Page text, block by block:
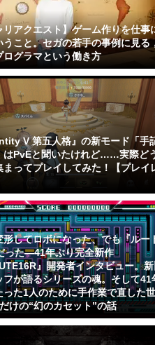
リアクエスト】ゲーム作りを仕事
うこと。セガの若手の事例に見る
ログラマという働き方
V 第五人格』の新モード「手
はPvEと聞いたけれど……実際ど
まってプレイしてみた！【プレイ
形してロボになった、でも『ルー
った―41年ぶり完全新作
』開発者インタビュー。新
フが語るシリーズの魂。そして41
った1人のために手作業で直した
けの“幻のカセット”の話